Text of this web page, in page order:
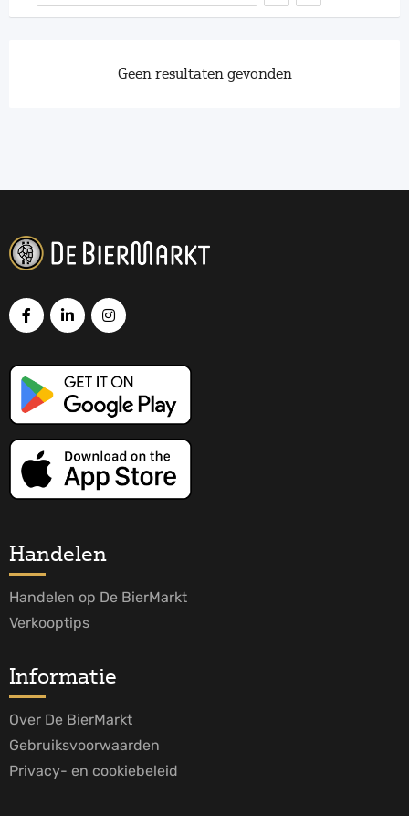
Geen resultaten gevonden
Handelen
Handelen op De BierMarkt
Verkooptips
Informatie
Over De BierMarkt
Gebruiksvoorwaarden
Privacy- en cookiebeleid